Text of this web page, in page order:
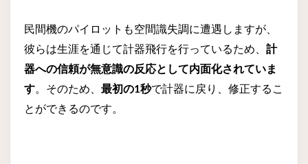
民間機のパイロットも空間識失調に遭遇しますが、
彼らは生涯を通じて計器飛行を行っているため、 計
器への信頼が無意識の反応として内面化されていま
す 。そのため、 最初の1秒で計器に戻り、修正するこ
とができるのです。